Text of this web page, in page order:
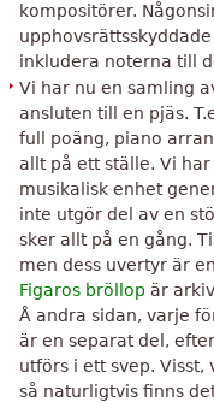
kompositörer.
inkludera noterna till
Vi har nu en samling
ansluten till en pjäs.
full poäng, piano
allt på ett ställe. Vi
musikalisk enhet
inte utgör del av en
sker allt på en gång.
men dess uvertyr är
Figaros bröllop är
Å andra sidan, varje
är en separat del,
utförs i ett svep.
så naturligtvis finns